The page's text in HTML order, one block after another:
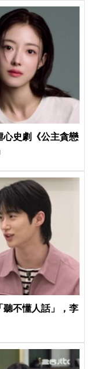
擊
心史劇《公主貪戀
聽不懂人話」，李